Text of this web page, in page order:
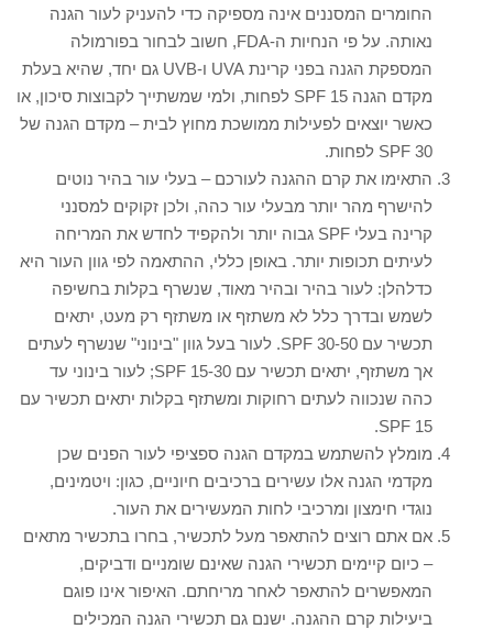
החומרים המסננים אינה מספיקה כדי להעניק לעור הגנה
נאותה. על פי הנחיות ה-FDA, חשוב לבחור בפורמולה
המספקת הגנה בפני קרינת UVA ו-UVB גם יחד, שהיא בעלת
מקדם הגנה SPF 15 לפחות, ולמי שמשתייך לקבוצות סיכון, או
כאשר יוצאים לפעילות ממושכת מחוץ לבית – מקדם הגנה של
SPF 30 לפחות.
התאימו את קרם ההגנה לעורכם – בעלי עור בהיר נוטים
להישרף מהר יותר מבעלי עור כהה, ולכן זקוקים למסנני
קרינה בעלי SPF גבוה יותר ולהקפיד לחדש את המריחה
לעיתים תכופות יותר. באופן כללי, ההתאמה לפי גוון העור היא
כדלהלן: לעור בהיר ובהיר מאוד, שנשרף בקלות בחשיפה
לשמש ובדרך כלל לא משתזף או משתזף רק מעט, יתאים
תכשיר עם 30-50 SPF. לעור בעל גוון "בינוני" שנשרף לעתים
אך משתזף, יתאים תכשיר עם 15-30 SPF; לעור בינוני עד
כהה שנכווה לעתים רחוקות ומשתזף בקלות יתאים תכשיר עם
15 SPF.
מומלץ להשתמש במקדם הגנה ספציפי לעור הפנים שכן
מקדמי הגנה אלו עשירים ברכיבים חיוניים, כגון: ויטמינים,
נוגדי חימצון ומרכיבי לחות המעשירים את העור.
אם אתם רוצים להתאפר מעל לתכשיר, בחרו בתכשיר מתאים
– כיום קיימים תכשירי הגנה שאינם שומניים ודביקים,
המאפשרים להתאפר לאחר מריחתם. האיפור אינו פוגם
ביעילות קרם ההגנה. ישנם גם תכשירי הגנה המכילים